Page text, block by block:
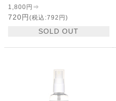
1,800円⇒
720円 (税込:792円)
SOLD OUT